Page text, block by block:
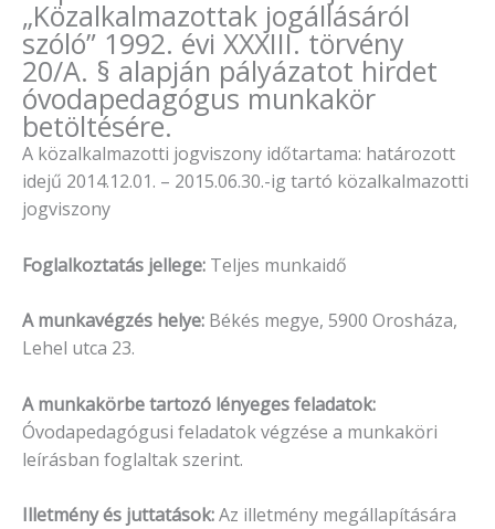
„Közalkalmazottak jogállásáról
szóló” 1992. évi XXXIII. törvény
20/A. § alapján pályázatot hirdet
óvodapedagógus munkakör
betöltésére.
A közalkalmazotti jogviszony időtartama: határozott
idejű 2014.12.01. – 2015.06.30.-ig tartó közalkalmazotti
jogviszony
Foglalkoztatás jellege: Teljes munkaidő
A munkavégzés helye: Békés megye, 5900 Orosháza,
Lehel utca 23.
A munkakörbe tartozó lényeges feladatok:
Óvodapedagógusi feladatok végzése a munkaköri
leírásban foglaltak szerint.
Illetmény és juttatások:Az illetmény megállapítására